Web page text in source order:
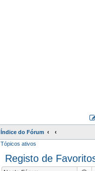
Índice do Fórum
Tópicos ativos
Registo de